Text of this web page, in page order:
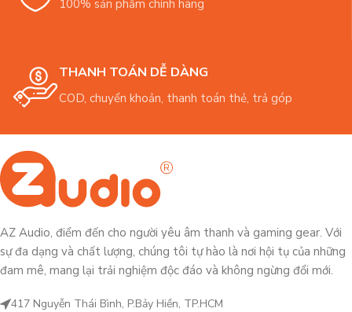
100% sản phẩm chính hãng
THANH TOÁN DỄ DÀNG
COD, chuyển khoản, thanh toán thẻ, trả góp
AZ Audio, điểm đến cho người yêu âm thanh và gaming gear. Với
sự đa dạng và chất lượng, chúng tôi tự hào là nơi hội tụ của những
đam mê, mang lại trải nghiệm độc đáo và không ngừng đổi mới.
417 Nguyễn Thái Bình, P.Bảy Hiền, TP.HCM